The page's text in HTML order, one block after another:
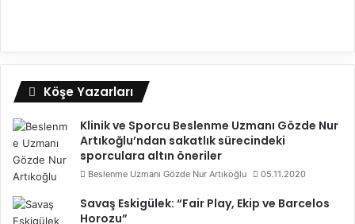
Köşe Yazarları
Klinik ve Sporcu Beslenme Uzmanı Gözde Nur
Artıkoğlu’ndan sakatlık sürecindeki
sporculara altın öneriler
Beslenme Uzmanı Gözde Nur Artıkoğlu 05.11.2020
Savaş Eskigülek: “Fair Play, Ekip ve Barcelos
Horozu”